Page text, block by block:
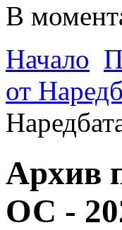
В
Начало
от
Архив
ОС -